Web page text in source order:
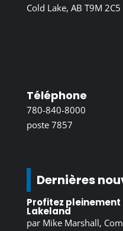
Cold Lake, AB T9M 2C5
Téléphone
780-840-8000
poste 7857
Dernières
Profitez pleinement
Lakeland
par Mike Marshall,